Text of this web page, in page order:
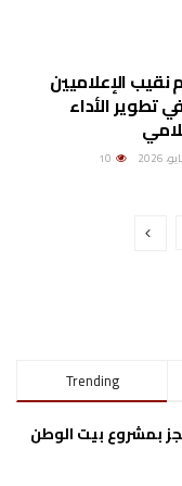
نقيب الإعلاميين
تطوير الأداء
Trending
بمشروع بيت الوطن